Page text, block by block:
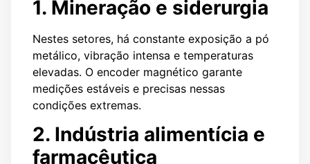
1. Mineração e siderurgia
Nestes setores, há constante exposição a pó
metálico, vibração intensa e temperaturas
elevadas. O encoder magnético garante
medições estáveis e precisas nessas
condições extremas.
2. Indústria alimentícia e
farmacêutica